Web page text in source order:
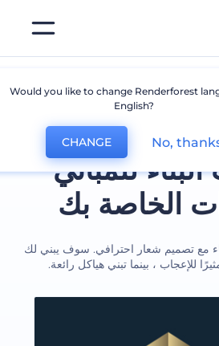
للمباني
بك
شعار احترافي. سوف يبني لك
، بينما تبني هياكل رائعة.
Would you like to change
CHANGE No,